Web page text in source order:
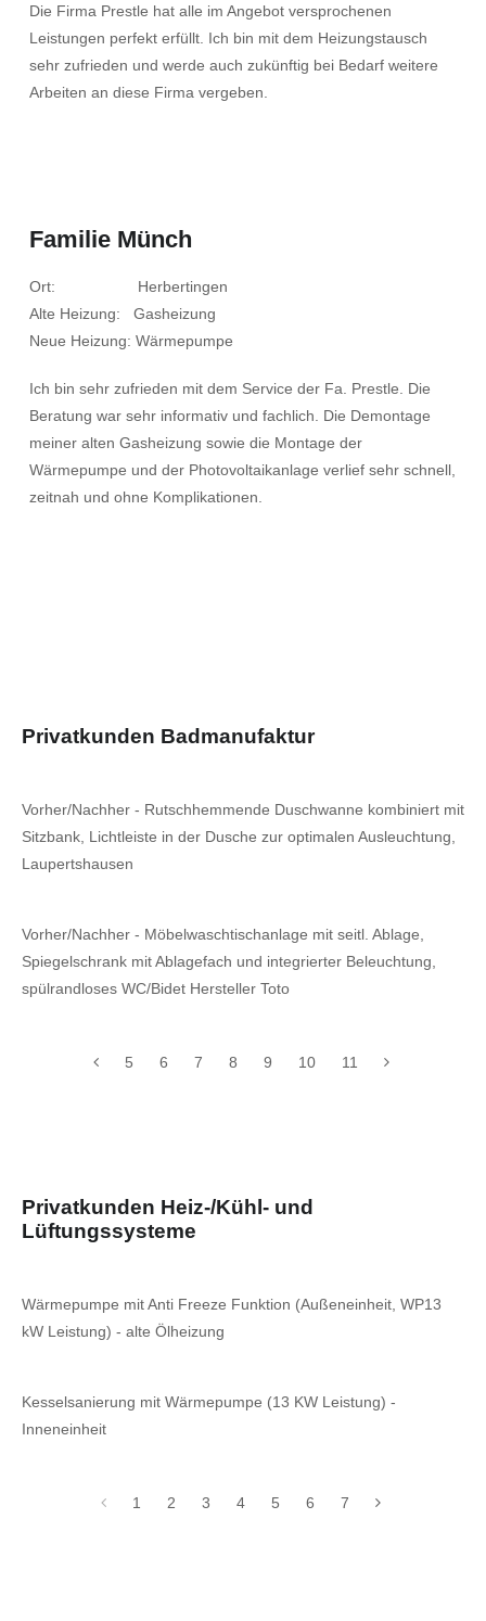
Die Firma Prestle hat alle im Angebot versprochenen
Leistungen perfekt erfüllt. Ich bin mit dem Heizungstausch
sehr zufrieden und werde auch zukünftig bei Bedarf weitere
Arbeiten an diese Firma vergeben.
Familie Münch
Ort: Herbertingen
Alte Heizung: Gasheizung
Neue Heizung: Wärmepumpe
Ich bin sehr zufrieden mit dem Service der Fa. Prestle. Die
Beratung war sehr informativ und fachlich. Die Demontage
meiner alten Gasheizung sowie die Montage der
Wärmepumpe und der Photovoltaikanlage verlief sehr schnell,
zeitnah und ohne Komplikationen.
Privatkunden Badmanufaktur
Vorher/Nachher - Rutschhemmende Duschwanne kombiniert mit
Sitzbank, Lichtleiste in der Dusche zur optimalen Ausleuchtung,
Laupertshausen
Vorher/Nachher - Möbelwaschtischanlage mit seitl. Ablage,
Spiegelschrank mit Ablagefach und integrierter Beleuchtung,
spülrandloses WC/Bidet Hersteller Toto
5 6 7 8 9 10 11
Privatkunden Heiz-/Kühl- und
Lüftungssysteme
Wärmepumpe mit Anti Freeze Funktion (Außeneinheit, WP13
kW Leistung) - alte Ölheizung
Kesselsanierung mit Wärmepumpe (13 KW Leistung) -
Inneneinheit
1 2 3 4 5 6 7